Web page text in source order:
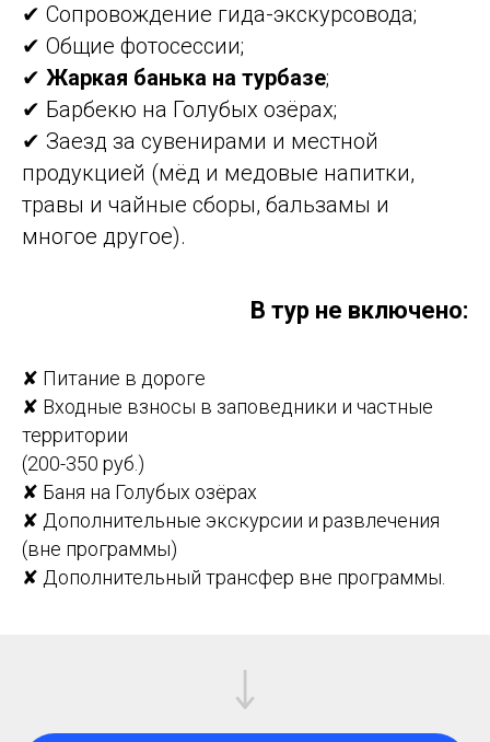
✔ Сопровождение гида-экскурсовода;
✔ Общие фотосессии;
✔ Жаркая банька на турбазе;
✔ Барбекю на Голубых озёрах;
✔ Заезд за сувенирами и местной
продукцией (мёд и медовые напитки,
травы и чайные сборы, бальзамы и
многое другое).
В тур не включено:
✘ Питание в дороге
✘ Входные взносы в заповедники и частные
территории
(200-350 руб.)
✘ Баня на Голубых озёрах
✘ Дополнительные экскурсии и развлечения
(вне программы)
✘ Дополнительный трансфер вне программы.